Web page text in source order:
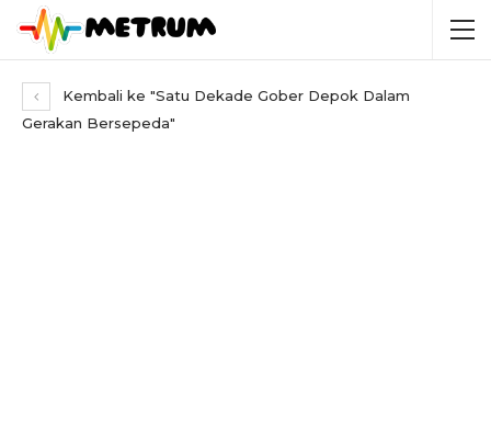
Kembali ke "Satu Dekade Gober Depok Dalam
Gerakan Bersepeda"